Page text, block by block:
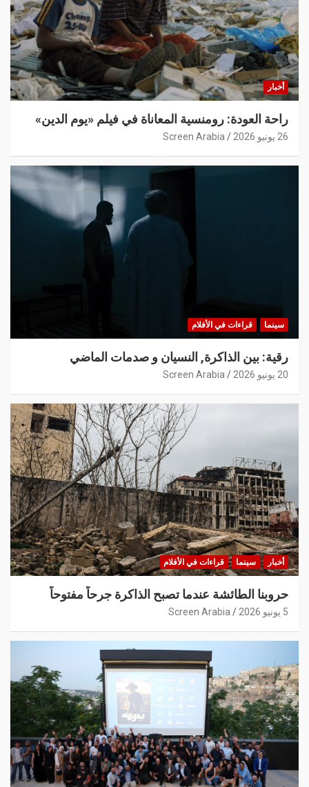
أخبار
راحة العودة: رومنسية المعاناة في فيلم «يوم الدين»
26 يونيو 2026 Screen Arabia
سينما قراءات في الأفلام
رقية: بين الذاكرة, النسيان و صدمات الماضي
20 يونيو 2026 Screen Arabia
أخبار سينما قراءات في الأفلام
حروبنا الطائشة عندما تصبح الذاكرة جرحاً مفتوحاً
5 يونيو 2026 Screen Arabia